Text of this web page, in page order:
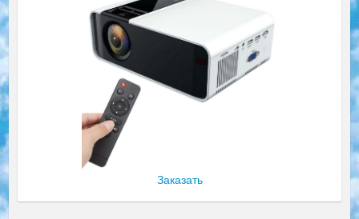
Заказать